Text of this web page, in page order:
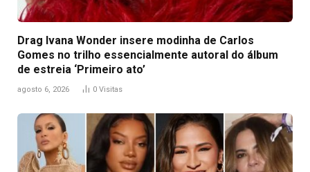
Drag Ivana Wonder insere modinha de Carlos
Gomes no trilho essencialmente autoral do álbum
de estreia ‘Primeiro ato’
agosto 6, 2026 0 Visitas